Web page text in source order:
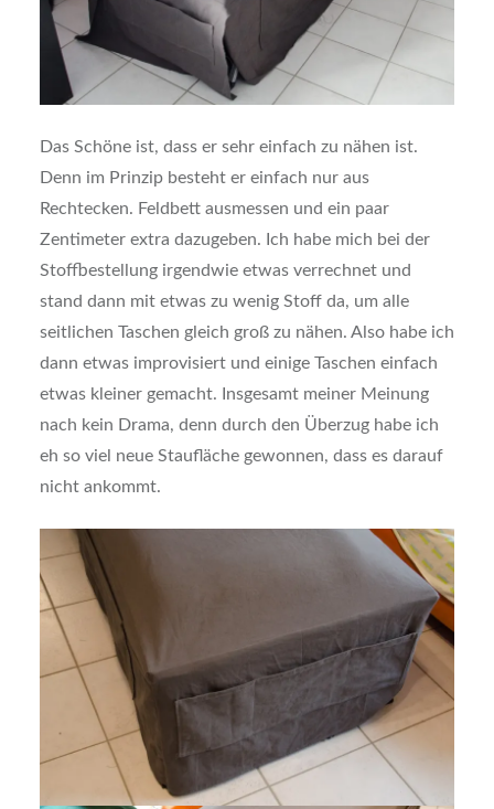
Das Schöne ist, dass er sehr einfach zu nähen ist.
Denn im Prinzip besteht er einfach nur aus
Rechtecken. Feldbett ausmessen und ein paar
Zentimeter extra dazugeben. Ich habe mich bei der
Stoffbestellung irgendwie etwas verrechnet und
stand dann mit etwas zu wenig Stoff da, um alle
seitlichen Taschen gleich groß zu nähen. Also habe ich
dann etwas improvisiert und einige Taschen einfach
etwas kleiner gemacht. Insgesamt meiner Meinung
nach kein Drama, denn durch den Überzug habe ich
eh so viel neue Staufläche gewonnen, dass es darauf
nicht ankommt.